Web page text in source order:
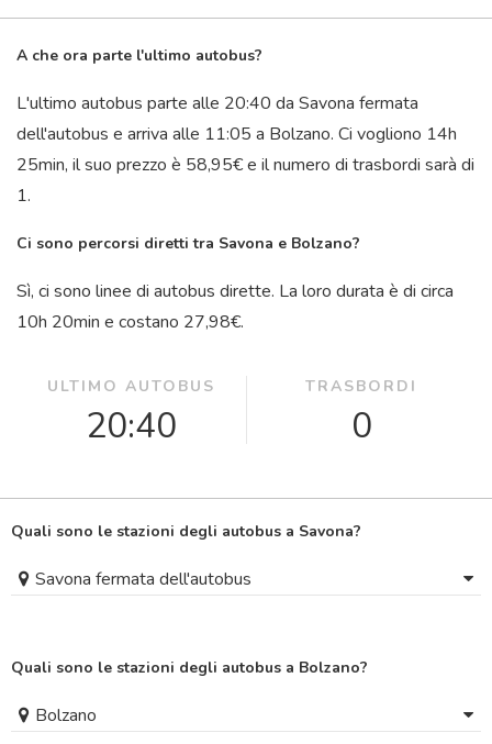
A che ora parte l'ultimo autobus?
L'ultimo autobus parte alle 20:40 da Savona fermata
dell'autobus e arriva alle 11:05 a Bolzano. Ci vogliono 14h
25min, il suo prezzo è 58,95€ e il numero di trasbordi sarà di
1.
Ci sono percorsi diretti tra Savona e Bolzano?
Sì, ci sono linee di autobus dirette. La loro durata è di circa
10h 20min e costano 27,98€.
ULTIMO AUTOBUS
20:40
TRASBORDI
0
Quali sono le stazioni degli autobus a Savona?
Savona fermata dell'autobus
Quali sono le stazioni degli autobus a Bolzano?
Bolzano